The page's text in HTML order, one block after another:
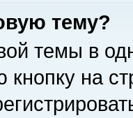
тему?
темы в
кнопку на